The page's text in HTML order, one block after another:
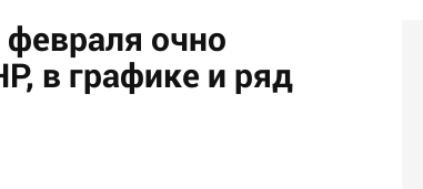
очно
в графике и ряд